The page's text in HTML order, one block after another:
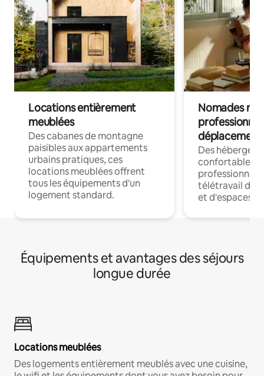
Locations entièrement
meublées
Des cabanes de montagne
paisibles aux appartements
urbains pratiques, ces
locations meublées offrent
tous les équipements d'un
logement standard.
Nomades
déplacement
Des
confortables
professionnels
télétravail
et d'espaces
Équipements et avantages des séjours
longue durée
Locations meublées
Des logements entièrement meublés avec une cuisine,